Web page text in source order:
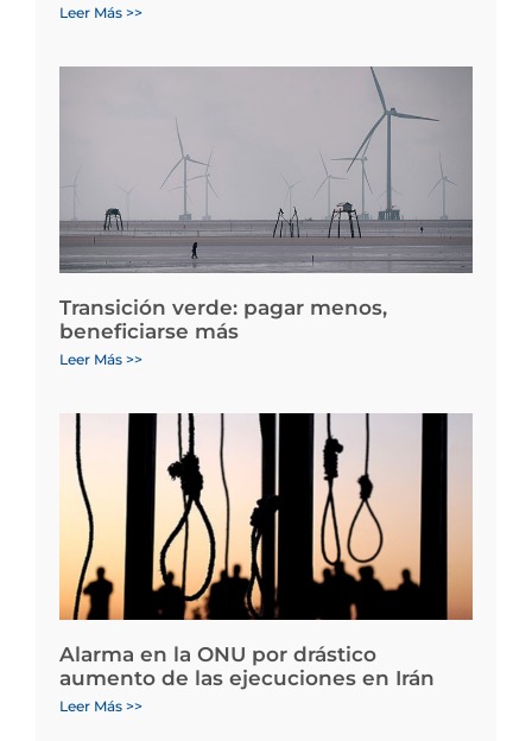
Leer Más >>
Transición verde: pagar menos,
beneficiarse más
Leer Más >>
Alarma en la ONU por drástico
aumento de las ejecuciones en Irán
Leer Más >>